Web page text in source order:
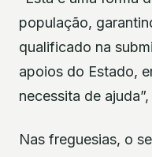
população,
qualificado na
apoios do Estado,
necessita de
Nas freguesias, o